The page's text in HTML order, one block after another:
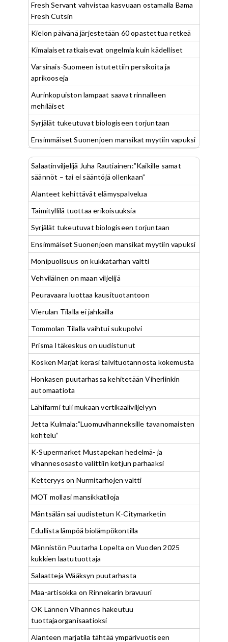
Fresh Servant vahvistaa kasvuaan ostamalla Bama
Fresh Cutsin
Kielon päivänä järjestetään 60 opastettua retkeä
Kimalaiset ratkaisevat ongelmia kuin kädelliset
Varsinais-Suomeen istutettiin persikoita ja
aprikooseja
Aurinkopuiston lampaat saavat rinnalleen
mehiläiset
Syrjälät tukeutuvat biologiseen torjuntaan
Ensimmäiset Suonenjoen mansikat myytiin vapuksi
Salaatinviljelijä Juha Rautiainen:”Kaikille samat
säännöt – tai ei sääntöjä ollenkaan”
Alanteet kehittävät elämyspalvelua
Taimityllilä tuottaa erikoisuuksia
Syrjälät tukeutuvat biologiseen torjuntaan
Ensimmäiset Suonenjoen mansikat myytiin vapuksi
Monipuolisuus on kukkatarhan valtti
Vehviläinen on maan viljelijä
Peuravaara luottaa kausituotantoon
Vierulan Tilalla ei jahkailla
Tommolan Tilalla vaihtui sukupolvi
Prisma Itäkeskus on uudistunut
Kosken Marjat keräsi talvituotannosta kokemusta
Honkasen puutarhassa kehitetään Viherlinkin
automaatiota
Lähifarmi tuli mukaan vertikaaliviljelyyn
Jetta Kulmala:”Luomuvihanneksille tavanomaisten
kohtelu”
K-Supermarket Mustapekan hedelmä- ja
vihannesosasto valittiin ketjun parhaaksi
Ketteryys on Nurmitarhojen valtti
MOT mollasi mansikkatiloja
Mäntsälän sai uudistetun K-Citymarketin
Edullista lämpöä biolämpökontilla
Männistön Puutarha Lopelta on Vuoden 2025
kukkien laatutuottaja
Salaatteja Wääksyn puutarhasta
Maa-artisokka on Rinnekarin bravuuri
OK Lännen Vihannes hakeutuu
tuottajaorganisaatioksi
Alanteen marjatila tähtää ympärivuotiseen